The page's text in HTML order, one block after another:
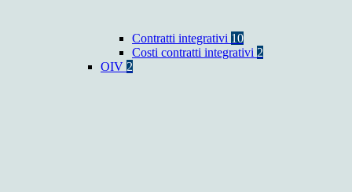
Contratti integrativi 10
Costi contratti integrativi 2
OIV 2